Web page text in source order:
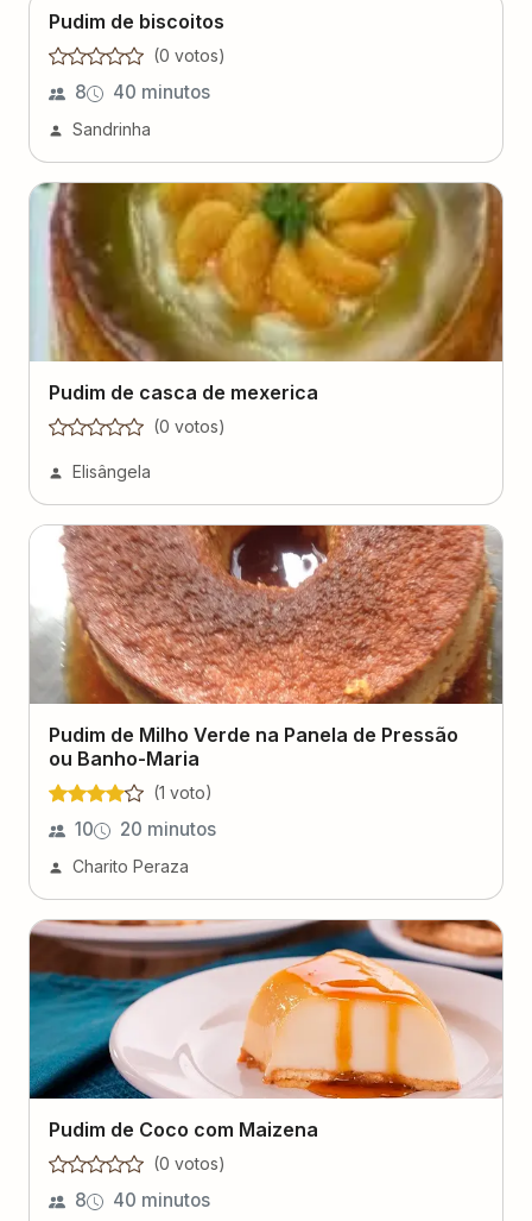
Pudim de biscoitos
(0 votos)
8 40 minutos
Sandrinha
Pudim de casca de mexerica
(0 votos)
Elisângela
Pudim de Milho Verde na Panela de Pressão
ou Banho-Maria
(1 voto)
10 20 minutos
Charito Peraza
Pudim de Coco com Maizena
(0 votos)
8 40 minutos